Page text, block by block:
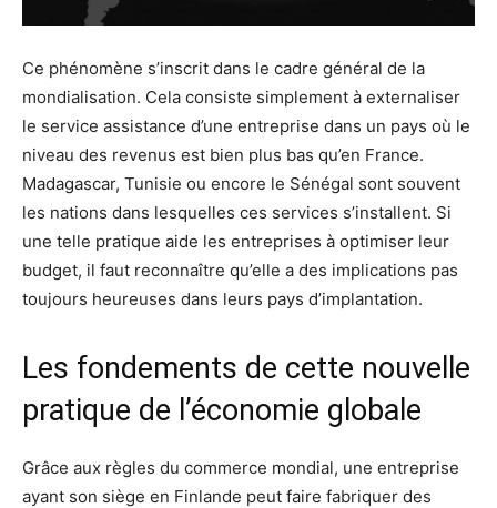
Ce phénomène s’inscrit dans le cadre général de la
mondialisation. Cela consiste simplement à externaliser
le service assistance d’une entreprise dans un pays où le
niveau des revenus est bien plus bas qu’en France.
Madagascar, Tunisie ou encore le Sénégal sont souvent
les nations dans lesquelles ces services s’installent. Si
une telle pratique aide les entreprises à optimiser leur
budget, il faut reconnaître qu’elle a des implications pas
toujours heureuses dans leurs pays d’implantation.
Les fondements de cette nouvelle
pratique de l’économie globale
Grâce aux règles du commerce mondial, une entreprise
ayant son siège en Finlande peut faire fabriquer des